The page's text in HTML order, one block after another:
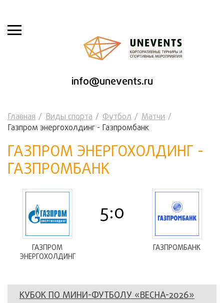
info@unevents.ru
Главная Виды спорта Футбол
Матчи
Газпром энергохолдинг - Газпромбанк
ГАЗПРОМ ЭНЕРГОХОЛДИНГ -
ГАЗПРОМБАНК
ГАЗПРОМ
ЭНЕРГОХОЛДИНГ
5:0
ГАЗПРОМБАНК
КУБОК ПО МИНИ-ФУТБОЛУ «ВЕСНА-2026»